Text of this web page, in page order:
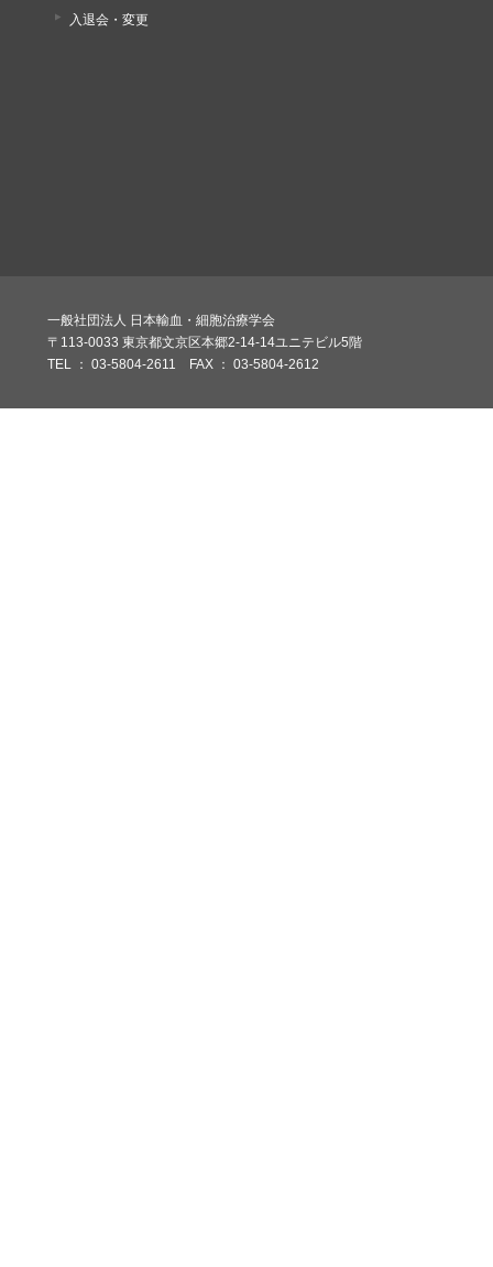
入退会・変更
一般社団法人 日本輸血・細胞治療学会
〒113-0033 東京都文京区本郷2-14-14ユニテビル5階
TEL ： 03-5804-2611 FAX ： 03-5804-2612